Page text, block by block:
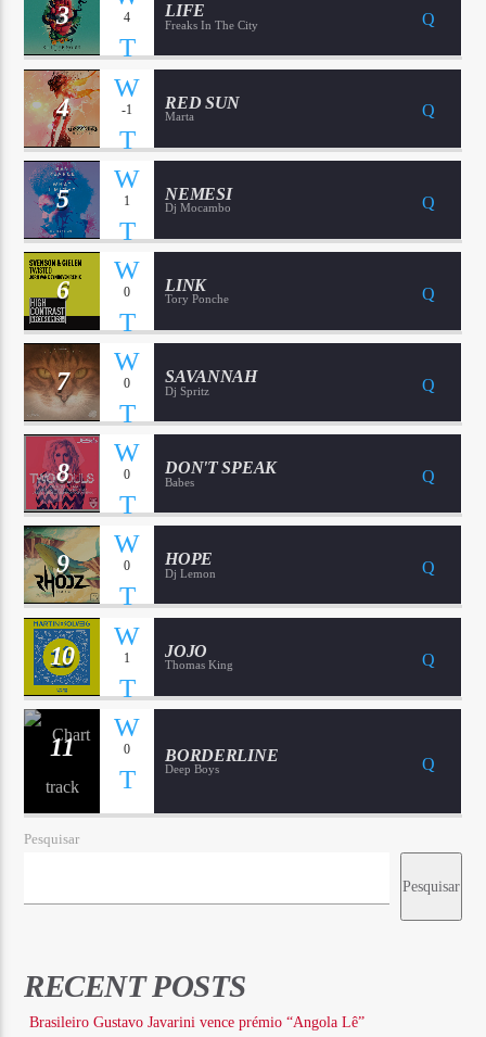
3 4 LIFE
Freaks In The City
4 -1 RED SUN
Marta
5 1 NEMESI
Dj Mocambo
6 0 LINK
Tory Ponche
7 0 SAVANNAH
Dj Spritz
8 0 DON'T SPEAK
Babes
9 0 HOPE
Dj Lemon
10 1 JOJO
Thomas King
11 0 BORDERLINE
Deep Boys
Pesquisar
Pesquisar
RECENT POSTS
Brasileiro Gustavo Javarini vence prémio “Angola Lê”